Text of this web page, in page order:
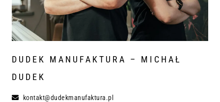
DUDEK MANUFAKTURA – MICHAŁ
DUDEK
kontakt@dudekmanufaktura.pl